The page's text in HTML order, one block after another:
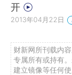
开
2013年04月22日
财新网所刊载内
专属所有或持有
建立镜像等任何使